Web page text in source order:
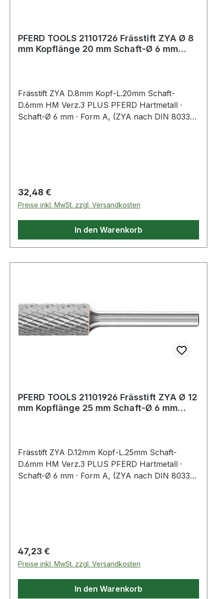
PFERD TOOLS 21101726 Frässtift ZYA Ø 8
mm Kopflänge 20 mm Schaft-Ø 6 mm
Frässtift ZYA D.8mm Kopf-L.20mm Schaft-
D.6mm HM Verz.3 PLUS PFERD Hartmetall ·
Schaft-Ø 6 mm · Form A, (ZYA nach DIN 8033) ·
Regulärer Preis:
32,48 €
Preise inkl. MwSt. zzgl. Versandkosten
In den Warenkorb
PFERD TOOLS 21101926 Frässtift ZYA Ø 12
mm Kopflänge 25 mm Schaft-Ø 6 mm
Frässtift ZYA D.12mm Kopf-L.25mm Schaft-
D.6mm HM Verz.3 PLUS PFERD Hartmetall ·
Schaft-Ø 6 mm · Form A, (ZYA nach DIN 8033) ·
Regulärer Preis:
47,23 €
Preise inkl. MwSt. zzgl. Versandkosten
In den Warenkorb